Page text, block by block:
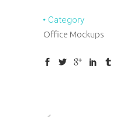
Category
Office Mockups